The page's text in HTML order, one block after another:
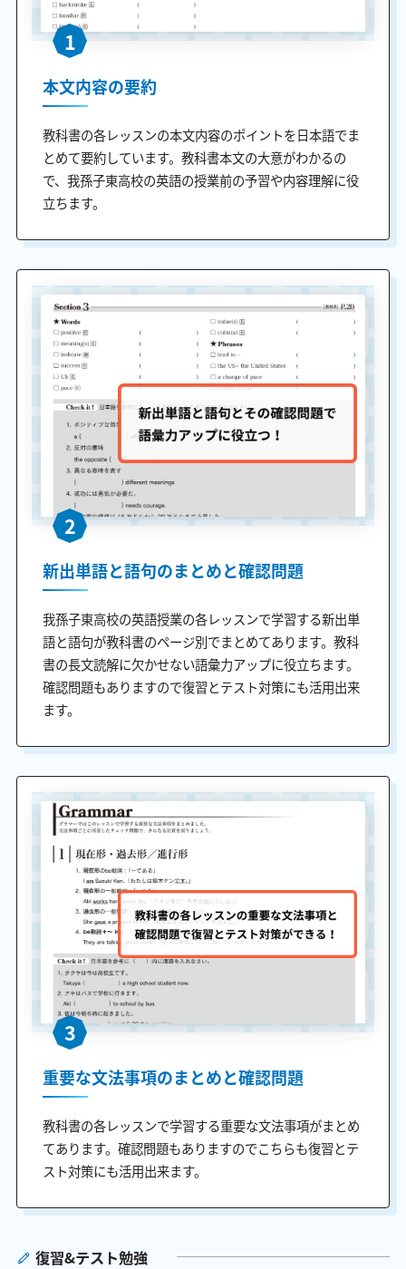
1
本文内容の要約
教科書の各レッスンの本文内容のポイントを日本語でま
とめて要約しています。教科書本文の大意がわかるの
で、我孫子東高校の英語の授業前の予習や内容理解に役
立ちます。
2
新出単語と語句のまとめと確認問題
我孫子東高校の英語授業の各レッスンで学習する新出単
語と語句が教科書のページ別でまとめてあります。教科
書の長文読解に欠かせない語彙力アップに役立ちます。
確認問題もありますので復習とテスト対策にも活用出来
ます。
3
重要な文法事項のまとめと確認問題
教科書の各レッスンで学習する重要な文法事項がまとめ
てあります。確認問題もありますのでこちらも復習とテ
スト対策にも活用出来ます。
復習&テスト勉強